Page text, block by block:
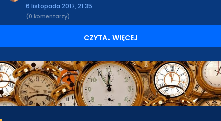
6 listopada 2017, 21:35
(0 komentarzy)
CZYTAJ WIĘCEJ